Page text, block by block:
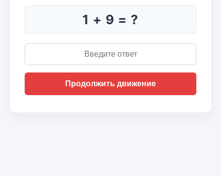
1 + 9 = ?
Продолжить движение